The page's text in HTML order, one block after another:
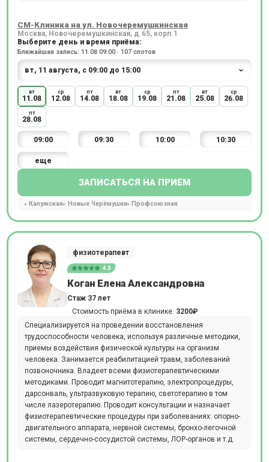
СМ-Клиника на ул. Новочеремушкинская
Москва, Новочеремушкинская, д.65, корп.1
Выберите день и время приёма:
Ближайшая запись: 11.08 09:00 · 107 слотов
вт
11.08
ср
12.08
пт
14.08
вт
18.08
ср
19.08
пт
21.08
вт
25.08
ср
26.08
пт
28.08
09:00 09:30 10:00 10:30
еще
ЗАПИСАТЬСЯ НА ПРИЕМ
Калужская Новые Черёмушки Профсоюзная
физиотерапевт
4.3
Коган Елена Александровна
Стаж 37 лет
Стоимость приёма в клинике: 3200₽
Специализируется на проведении восстановления
трудоспособности человека, используя различные методики,
приемы воздействия физической культуры на организм
человека. Занимается реабилитацией травм, заболеваний
позвоночника. Владеет всеми физиотерапевтическими
методиками. Проводит магнитотерапию, электропроцедуры,
дарсонваль, ультразвуковую терапию, светотерапию в том
числе лазеротерапию. Проводит консультации и назначает
физиотерапевтические процедуры при заболеваниях: опорно-
двигательного аппарата, нервной системы, бронхо-легочной
системы, сердечно-сосудистой системы, ЛОР-органов и т.д.